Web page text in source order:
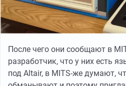
После чего они сообщают в
разработчик, что у них есть
под Altair, в MITS-же думают,